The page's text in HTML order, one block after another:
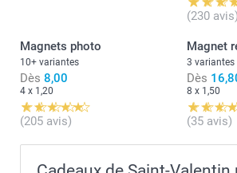
(230 avis)
Magnets photo
10+ variantes
Dès 8,00
4 x 1,20
(205 avis)
Magnet
3 variantes
Dès
8 x 1,50
(35 avis)